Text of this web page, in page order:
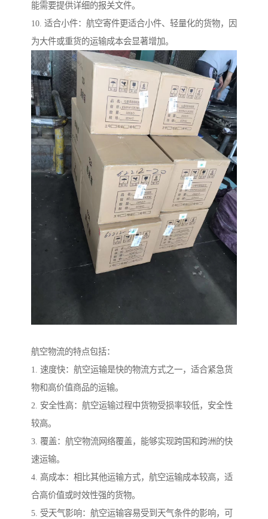
能需要提供详细的报关文件。
10. 适合小件：航空寄件更适合小件、轻量化的货物，因
为大件或重货的运输成本会显著增加。
航空物流的特点包括：
1. 速度快：航空运输是快的物流方式之一，适合紧急货
物和高价值商品的运输。
2. 安全性高：航空运输过程中货物受损率较低，安全性
较高。
3. 覆盖：航空物流网络覆盖，能够实现跨国和跨洲的快
速运输。
4. 高成本：相比其他运输方式，航空运输成本较高，适
合高价值或时效性强的货物。
5. 受天气影响：航空运输容易受到天气条件的影响，可